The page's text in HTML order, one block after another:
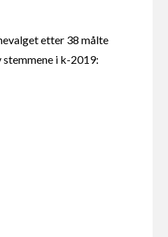
etter 38 målte
stemmene i k-2019: